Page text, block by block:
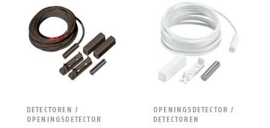
DETECTOREN /
OPENINGSDETECTOR
OPENINGSDETECTOR /
DETECTOREN